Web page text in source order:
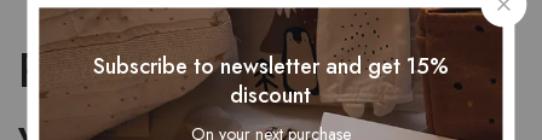
Perspectives d’avenir :
Subscribe to newsletter and get 15%
discount
On your next purchase